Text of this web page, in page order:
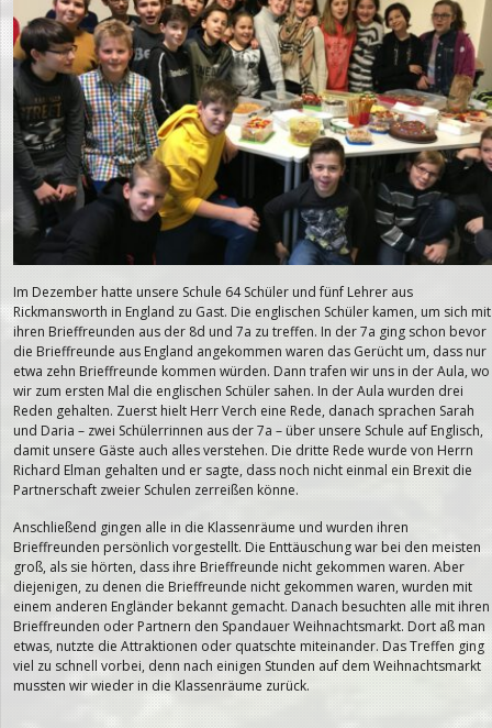
Im Dezember hatte unsere Schule 64 Schüler und fünf Lehrer aus
Rickmansworth in England zu Gast. Die englischen Schüler kamen, um sich mit
ihren Brieffreunden aus der 8d und 7a zu treffen. In der 7a ging schon bevor
die Brieffreunde aus England angekommen waren das Gerücht um, dass nur
etwa zehn Brieffreunde kommen würden. Dann trafen wir uns in der Aula, wo
wir zum ersten Mal die englischen Schüler sahen. In der Aula wurden drei
Reden gehalten. Zuerst hielt Herr Verch eine Rede, danach sprachen Sarah
und Daria – zwei Schülerrinnen aus der 7a – über unsere Schule auf Englisch,
damit unsere Gäste auch alles verstehen. Die dritte Rede wurde von Herrn
Richard Elman gehalten und er sagte, dass noch nicht einmal ein Brexit die
Partnerschaft zweier Schulen zerreißen könne.
Anschließend gingen alle in die Klassenräume und wurden ihren
Brieffreunden persönlich vorgestellt. Die Enttäuschung war bei den meisten
groß, als sie hörten, dass ihre Brieffreunde nicht gekommen waren. Aber
diejenigen, zu denen die Brieffreunde nicht gekommen waren, wurden mit
einem anderen Engländer bekannt gemacht. Danach besuchten alle mit ihren
Brieffreunden oder Partnern den Spandauer Weihnachtsmarkt. Dort aß man
etwas, nutzte die Attraktionen oder quatschte miteinander. Das Treffen ging
viel zu schnell vorbei, denn nach einigen Stunden auf dem Weihnachtsmarkt
mussten wir wieder in die Klassenräume zurück.